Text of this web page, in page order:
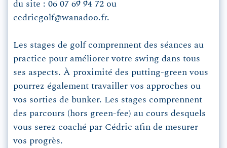
du site : 06 07 69 94 72 ou
cedricgolf@wanadoo.fr.
Les stages de golf comprennent des séances au
practice pour améliorer votre swing dans tous
ses aspects. À proximité des putting-green vous
pourrez également travailler vos approches ou
vos sorties de bunker. Les stages comprennent
des parcours (hors green-fee) au cours desquels
vous serez coaché par Cédric afin de mesurer
vos progrès.